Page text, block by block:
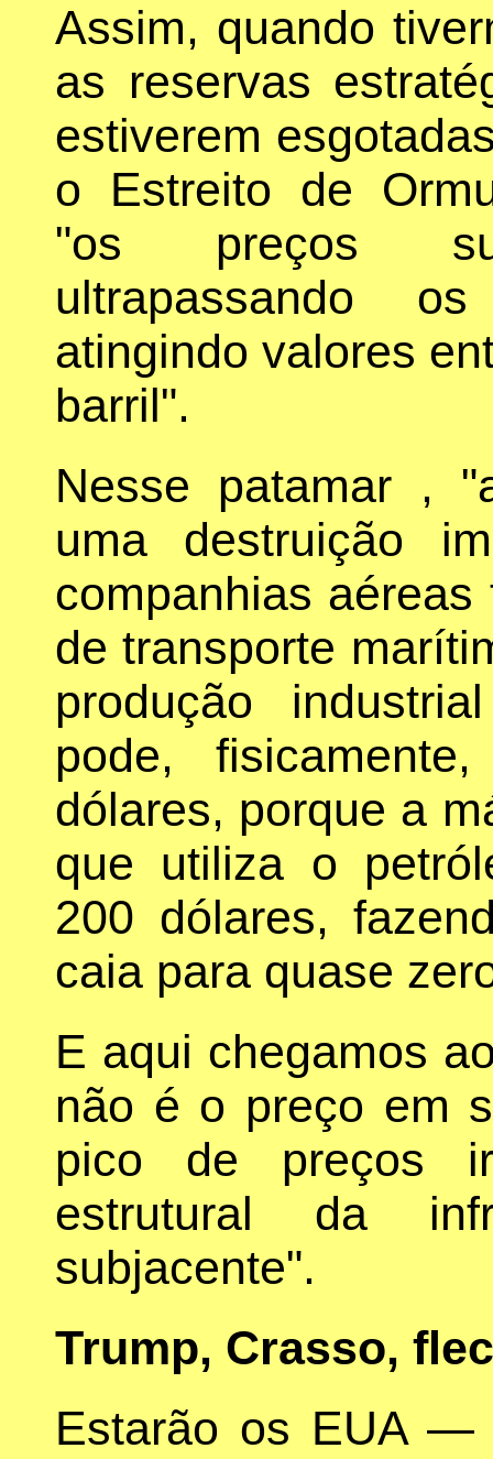
Assim, quando
as reservas
estiverem
o Estreito de
"os preços
ultrapassando
atingindo valores
barril".
Nesse patamar ,
uma destruição
companhias
de transporte
produção
pode,
dólares, porque a
que utiliza o
200 dólares,
caia para quase
E aqui chegamos
não é o preço em
pico de preços
estrutural da
subjacente".
Trump, Crasso,
Estarão os EUA